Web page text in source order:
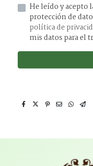
He leído y acepto la información básica sobre
política de
mis datos para el